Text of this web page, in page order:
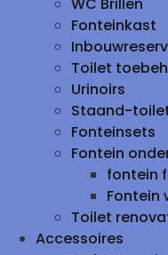
Fonteinkast
Toilet
Urinoirs
Staand-
Fonteinsets
Fontein
fontein
Fontein
Toilet
Accessoires